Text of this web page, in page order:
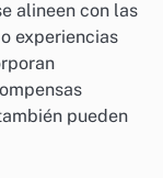
alineen con las
experiencias
pueden